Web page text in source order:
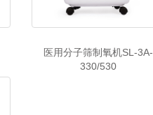
医用分子筛制氧机SL-3A-
330/530